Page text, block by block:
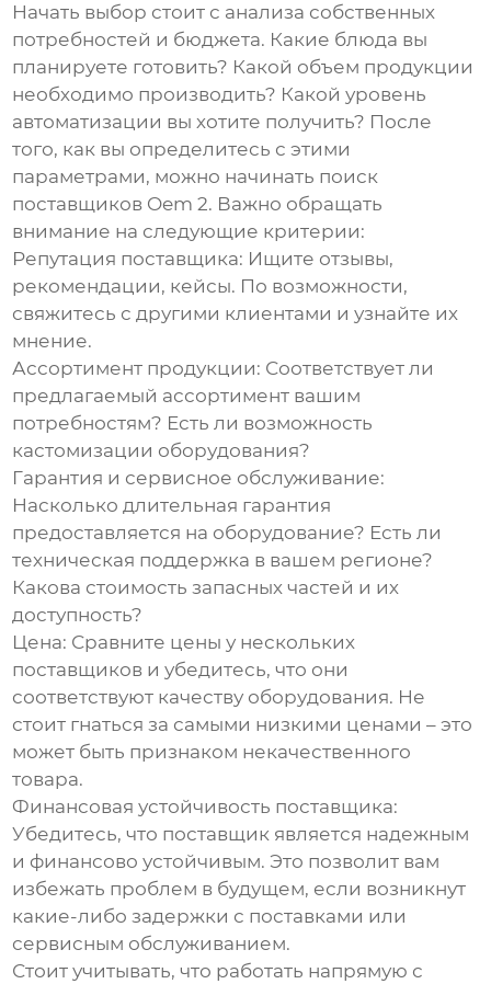
Начать выбор стоит с анализа собственных
потребностей и бюджета. Какие блюда вы
планируете готовить? Какой объем продукции
необходимо производить? Какой уровень
автоматизации вы хотите получить? После
того, как вы определитесь с этими
параметрами, можно начинать поиск
поставщиков Oem 2. Важно обращать
внимание на следующие критерии:
Репутация поставщика: Ищите отзывы,
рекомендации, кейсы. По возможности,
свяжитесь с другими клиентами и узнайте их
мнение.
Ассортимент продукции: Соответствует ли
предлагаемый ассортимент вашим
потребностям? Есть ли возможность
кастомизации оборудования?
Гарантия и сервисное обслуживание:
Насколько длительная гарантия
предоставляется на оборудование? Есть ли
техническая поддержка в вашем регионе?
Какова стоимость запасных частей и их
доступность?
Цена: Сравните цены у нескольких
поставщиков и убедитесь, что они
соответствуют качеству оборудования. Не
стоит гнаться за самыми низкими ценами – это
может быть признаком некачественного
товара.
Финансовая устойчивость поставщика:
Убедитесь, что поставщик является надежным
и финансово устойчивым. Это позволит вам
избежать проблем в будущем, если возникнут
какие-либо задержки с поставками или
сервисным обслуживанием.
Стоит учитывать, что работать напрямую с